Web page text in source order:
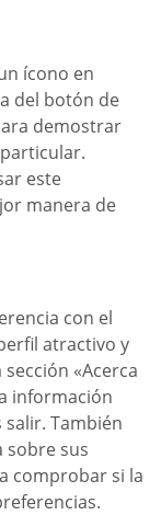
ícono en
del botón de
demostrar
este
manera de
con el
atractivo y
«Acerca
información
También
sobre sus
comprobar si la